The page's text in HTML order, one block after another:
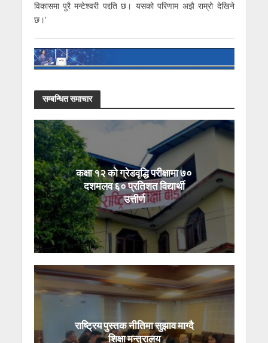
विकासमा पुरै मन्टेश्वरी पद्दति छ। यसको परिणाम अझै राम्रो देखिने
छ।’
सम्बन्धित समाचार
कक्षा १२ को ग्रेडवृद्धि परीक्षामा ७०
दशमलव ६० प्रतिशत विद्यार्थी
उत्तीर्ण
राष्ट्रिय पुस्तक नीतिमा सुझाव माग्दै
शिक्षा मन्त्रालय